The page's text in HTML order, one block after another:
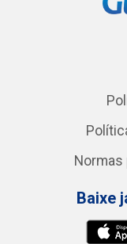
Normas
Baixe